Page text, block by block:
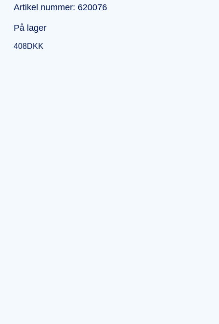
Artikel nummer: 620076
På lager
408DKK